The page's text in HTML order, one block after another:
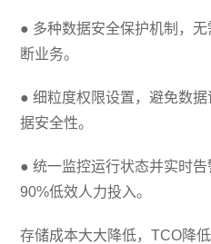
● 多种数据安全保护机制，
断业务。
● 细粒度权限设置，避免数
据安全性。
● 统一监控运行状态并实时
90%低效人力投入。
存储成本大大降低，TCO降